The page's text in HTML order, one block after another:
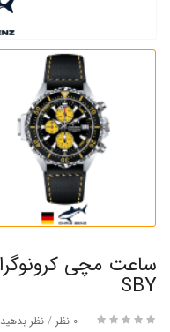
SBY
0 نظر / نظر بدهید